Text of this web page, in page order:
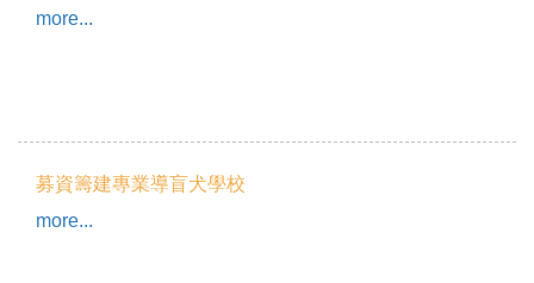
more...
募資籌建專業導盲犬學校
more...